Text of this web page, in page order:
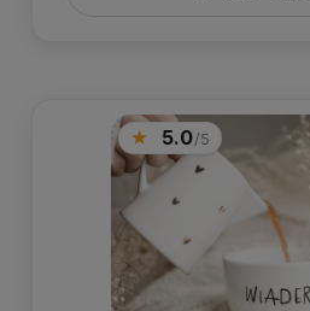
5.0